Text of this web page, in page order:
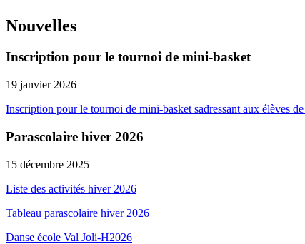
Nouvelles
Inscription pour le tournoi de mini-basket
19 janvier 2026
Inscription pour le tournoi de mini-basket sadressant aux élèves de
Parascolaire hiver 2026
15 décembre 2025
Liste des activités hiver 2026
Tableau parascolaire hiver 2026
Danse école Val Joli-H2026